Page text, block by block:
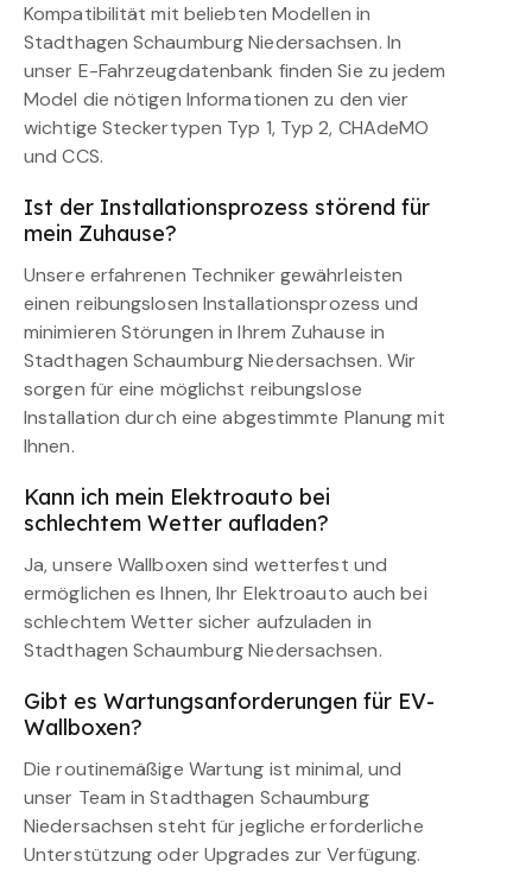
Kompatibilität mit beliebten Modellen in
Stadthagen Schaumburg Niedersachsen. In
unser E-Fahrzeugdatenbank finden Sie zu jedem
Model die nötigen Informationen zu den vier
wichtige Steckertypen Typ 1, Typ 2, CHAdeMO
und CCS.
Ist der Installationsprozess störend für
mein Zuhause?
Unsere erfahrenen Techniker gewährleisten
einen reibungslosen Installationsprozess und
minimieren Störungen in Ihrem Zuhause in
Stadthagen Schaumburg Niedersachsen. Wir
sorgen für eine möglichst reibungslose
Installation durch eine abgestimmte Planung mit
Ihnen.
Kann ich mein Elektroauto bei
schlechtem Wetter aufladen?
Ja, unsere Wallboxen sind wetterfest und
ermöglichen es Ihnen, Ihr Elektroauto auch bei
schlechtem Wetter sicher aufzuladen in
Stadthagen Schaumburg Niedersachsen.
Gibt es Wartungsanforderungen für EV-
Wallboxen?
Die routinemäßige Wartung ist minimal, und
unser Team in Stadthagen Schaumburg
Niedersachsen steht für jegliche erforderliche
Unterstützung oder Upgrades zur Verfügung.